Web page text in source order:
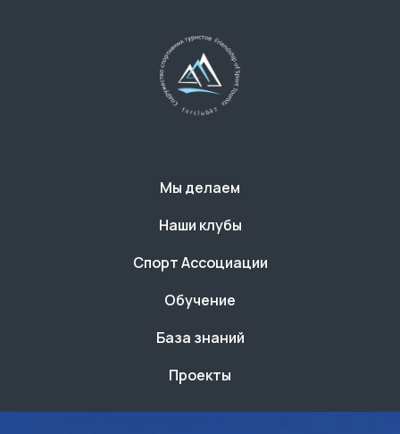
Мы делаем
Наши клубы
Спорт Ассоциации
Обучение
База знаний
Проекты